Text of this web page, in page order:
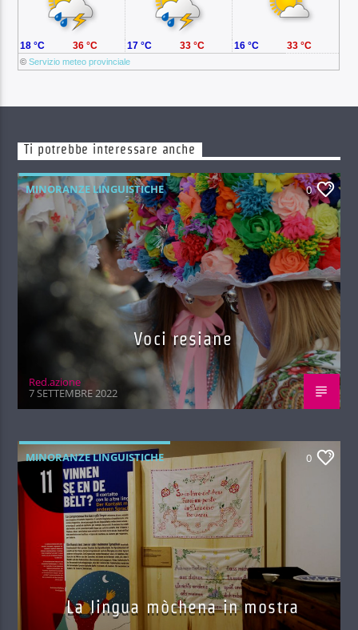
©Servizio meteo provinciale
18 °C 36 °C 17 °C 33 °C 16 °C 33 °C
Ti potrebbe interessare anche
MINORANZE LINGUISTICHE 0
Voci resiane
Red.azione
7 SETTEMBRE 2022
MINORANZE LINGUISTICHE 0
La lingua mòchena in mostra